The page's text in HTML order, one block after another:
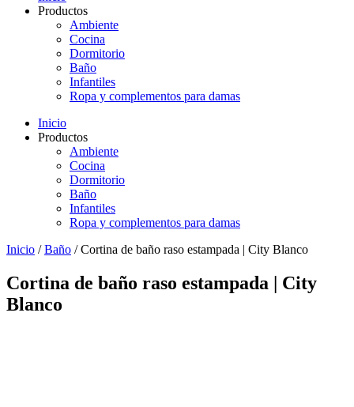
Productos
Ambiente
Cocina
Dormitorio
Baño
Infantiles
Ropa y complementos para damas
Inicio
Productos
Ambiente
Cocina
Dormitorio
Baño
Infantiles
Ropa y complementos para damas
Inicio /Baño / Cortina de baño raso estampada | City Blanco
Cortina de baño raso estampada | City
Blanco